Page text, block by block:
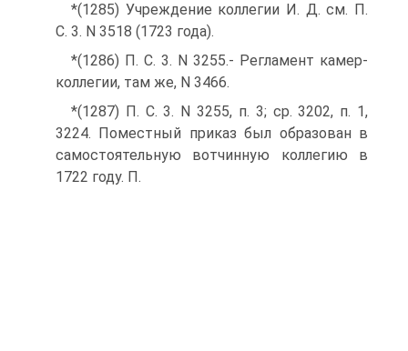
*(1285) Учреждение коллегии И. Д. см. П.
С. 3. N 3518 (1723 года).
*(1286) П. С. 3. N 3255.- Регламент камер-
коллегии, там же, N 3466.
*(1287) П. С. 3. N 3255, п. 3; ср. 3202, п. 1,
3224. Поместный приказ был образован в
самостоятельную вотчинную коллегию в
1722 году. П.